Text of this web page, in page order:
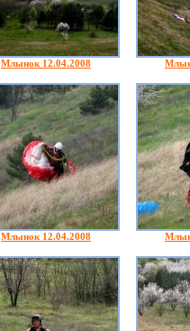
Млынок 12.04.2008
Млынок 12.04.2008